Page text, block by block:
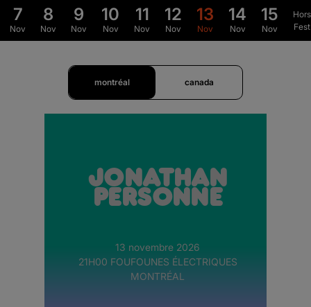
montréal canada
Jonathan
Personne
13 novembre 2026
21H00 FOUFOUNES ÉLECTRIQUES
MONTRÉAL
7
Nov
8
Nov
9
Nov
10
Nov
11
Nov
12
Nov
13
Nov
14
Nov
15
Nov
Hors
Fest